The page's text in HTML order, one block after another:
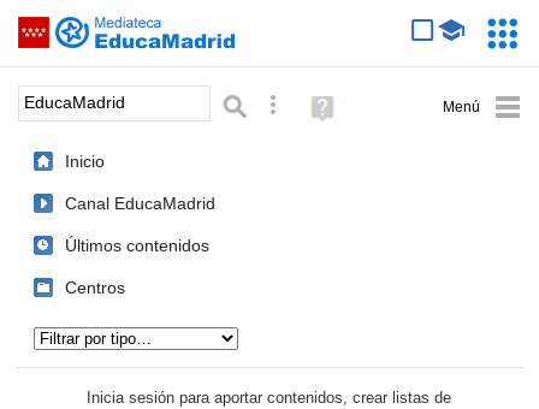
Saltar navegación
Palabra o frase: Búsqueda avanzada
Ayuda
(en
Inicio
Canal EducaMadrid
Últimos contenidos
Centros
Inicia sesión para aportar contenidos, crear listas de